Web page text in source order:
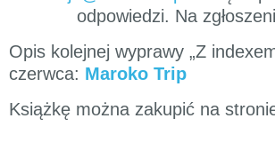
odpowiedzi. Na
Opis kolejnej wyprawy „Z
czerwca: Maroko Trip
Książkę można zakupić na